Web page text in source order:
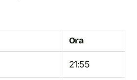
Ora
21:55